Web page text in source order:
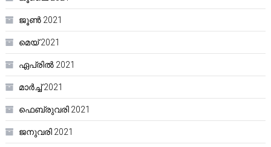
ജൂൺ 2021
മെയ്‌ 2021
ഏപ്രിൽ 2021
മാർച്ച്‌ 2021
ഫെബ്രുവരി 2021
ജനുവരി 2021